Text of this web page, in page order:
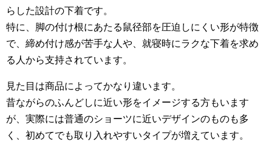
らした設計の下着です。
特に、脚の付け根にあたる鼠径部を圧迫しにくい形が特徴
で、締め付け感が苦手な人や、就寝時にラクな下着を求め
る人から支持されています。
見た目は商品によってかなり違います。
昔ながらのふんどしに近い形をイメージする方もいます
が、実際には普通のショーツに近いデザインのものも多
く、初めてでも取り入れやすいタイプが増えています。